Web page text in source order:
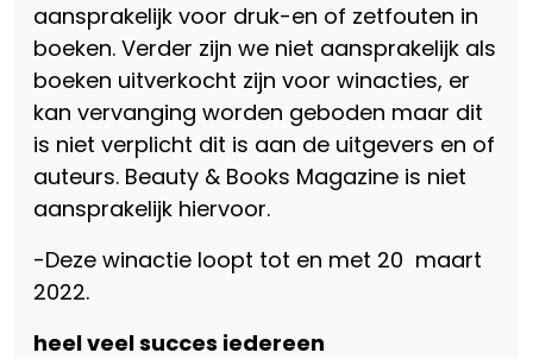
aansprakelijk voor druk-en of zetfouten in
boeken. Verder zijn we niet aansprakelijk als
boeken uitverkocht zijn voor winacties, er
kan vervanging worden geboden maar dit
is niet verplicht dit is aan de uitgevers en of
auteurs. Beauty & Books Magazine is niet
aansprakelijk hiervoor.
-Deze winactie loopt tot en met 20 maart
2022.
heel veel succes iedereen